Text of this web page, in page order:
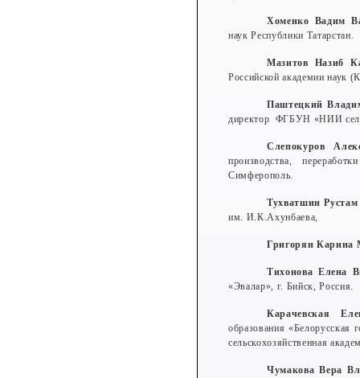
Хоменко Вадим
наук Республики Татарстан.
Мазитов Назиб
Российской академии наук
Паштецкий
директор ФГБУН «НИИ
Слепокуров
производства,
Симферополь.
Тухватшин
им. И.К.Ахунбаева,
Григорян Карина
Тихонова Елена
«Эвалар», г. Бийск, Россия.
Карачевская
образования «Белорусская
сельскохозяйственная
Чумакова Вера